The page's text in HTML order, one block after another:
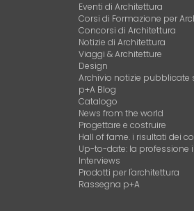
Eventi di Architettura
Corsi di Formazione per
Concorsi di Architettura
Notizie di Architettura
Viaggi & Architetture
Design
Archivio notizie pubblicate
p+A Blog
Catalogo
News from the world
Progettare e costruire
Hall of fame. i risultati dei
Up-to-date: la professione
Interviews
Prodotti per l'architettura
Rassegna p+A